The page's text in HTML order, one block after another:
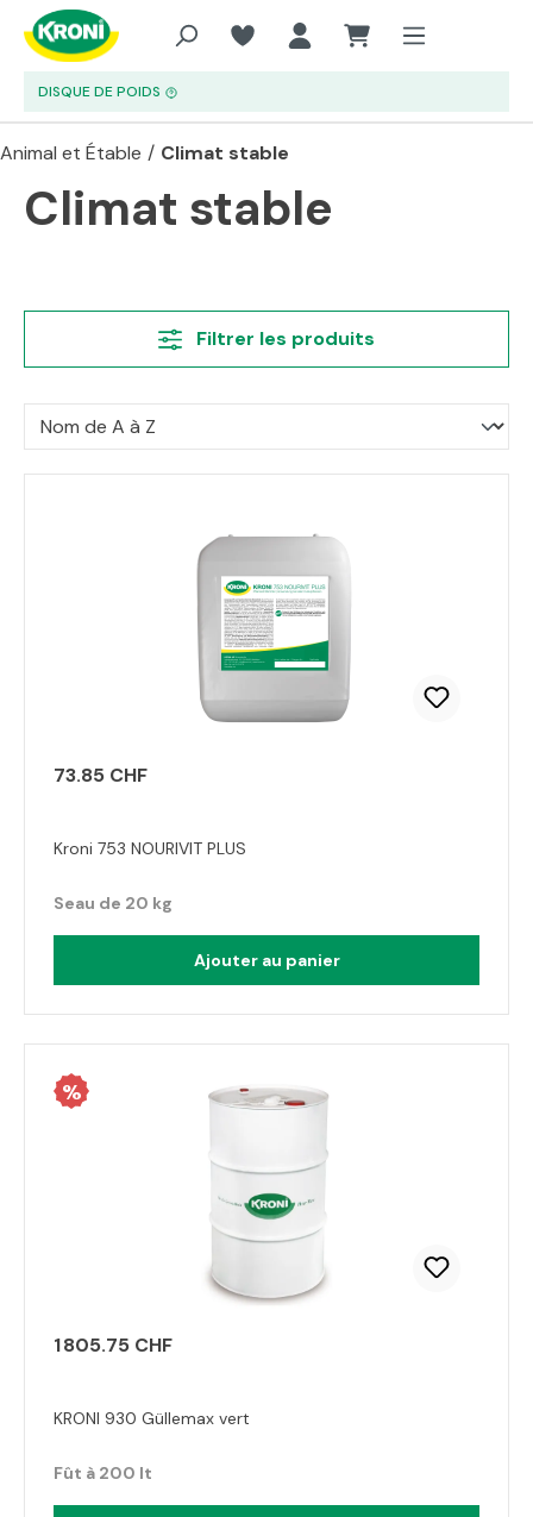
Aller au contenu principal
DISQUE DE POIDS
Animal et Étable / Climat stable
Climat stable
Filtrer les produits
73.85 CHF
Kroni 753 NOURIVIT PLUS
Seau de 20 kg
Ajouter au panier
%
1 805.75 CHF
KRONI 930 Güllemax vert
Fût à 200 lt